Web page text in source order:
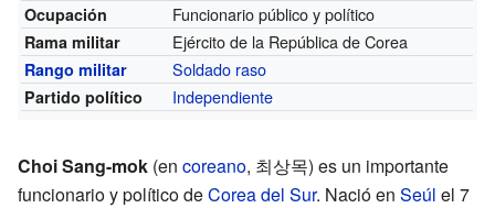
Ocupación
Funcionario público y político
Rama militar Ejército de la República de Corea
Rango militar Soldado raso
Partido político Independiente
Choi Sang-mok (en coreano, 최상목) es un importante
funcionario y político deCorea del Sur. Nació en Seúl el 7